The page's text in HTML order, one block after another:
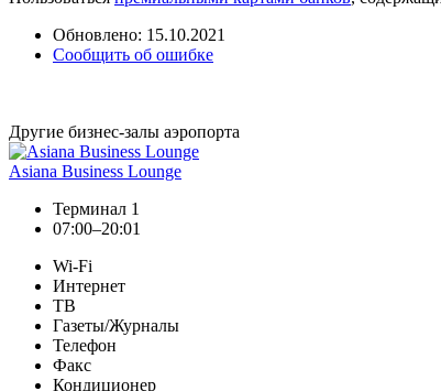
Обновлено: 15.10.2021
Сообщить об ошибке
Другие бизнес-залы аэропорта
Asiana Business Lounge
Терминал 1
07:00–20:01
Wi-Fi
Интернет
ТВ
Газеты/Журналы
Телефон
Факс
Кондиционер